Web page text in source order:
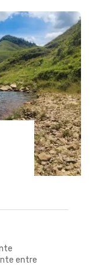
entre